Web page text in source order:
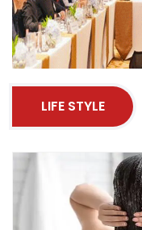
LIFE STYLE